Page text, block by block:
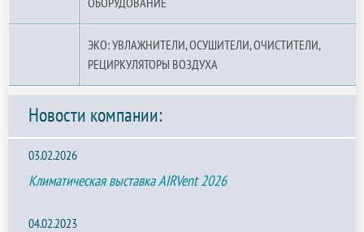
ОБОРУДОВАНИЕ
ЭКО: УВЛАЖНИТЕЛИ, ОСУШИТЕЛИ, ОЧИСТИТЕЛИ,
РЕЦИРКУЛЯТОРЫ ВОЗДУХА
Новости компании:
03.02.2026
Климатическая выставка AIRVent 2026
04.02.2023